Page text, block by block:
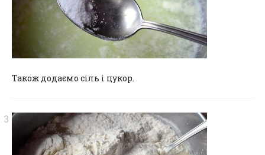
Також додаємо сіль і цукор.